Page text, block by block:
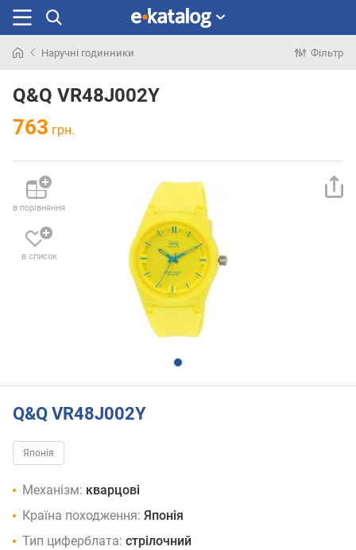
раніше
Наручні годинники Фільтр
Q&Q VR48J002Y
763 грн.
в порівняння
в список
Q&Q VR48J002Y
Японія
Механізм: кварцові
Країна походження: Японія
Тип циферблата: стрілочний